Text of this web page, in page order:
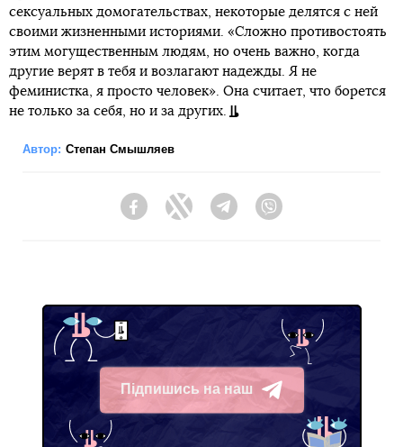
сексуальных домогательствах, некоторые делятся с ней
своими жизненными историями. «Сложно противостоять
этим могущественным людям, но очень важно, когда
другие верят в тебя и возлагают надежды. Я не
феминистка, я просто человек». Она считает, что борется
не только за себя, но и за других.
Автор: Степан Смышляев
FacebookTwitter Telegram
Підпишись на наш
Telegram